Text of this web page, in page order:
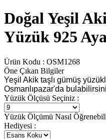
Doğal Yeşil
Yüzük 925
Ürün Kodu : OSM1268
Öne Çıkan Bilgiler
Yeşil Akik taşlı gümüş
Osmanlıpazar'da
Yüzük Ölçüsü Seçiniz :
Yüzük Ölçümü Nasıl
Hediyesi :